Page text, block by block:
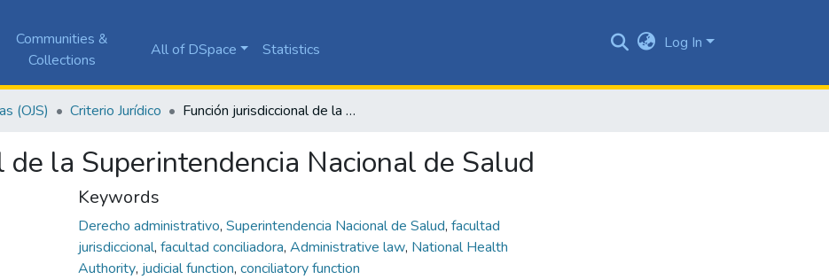
Communities &
Collections
All of DSpace Statistics Log In
(OJS) Criterio Jurídico Función jurisdiccional de la Superintendencia Nacional de Salud
de la Superintendencia Nacional de Salud
Keywords
Derecho administrativo, Superintendencia Nacional de Salud, facultad
jurisdiccional, facultad conciliadora, Administrative law, National Health
Authority, judicial function, conciliatory function